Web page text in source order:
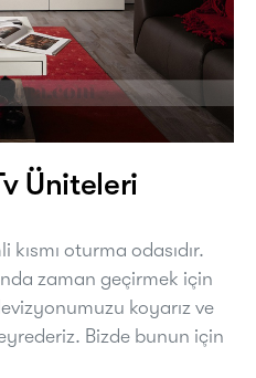
Üniteleri
oturma odasıdır.
zaman geçirmek için
koyarız ve
Bizde bunun için